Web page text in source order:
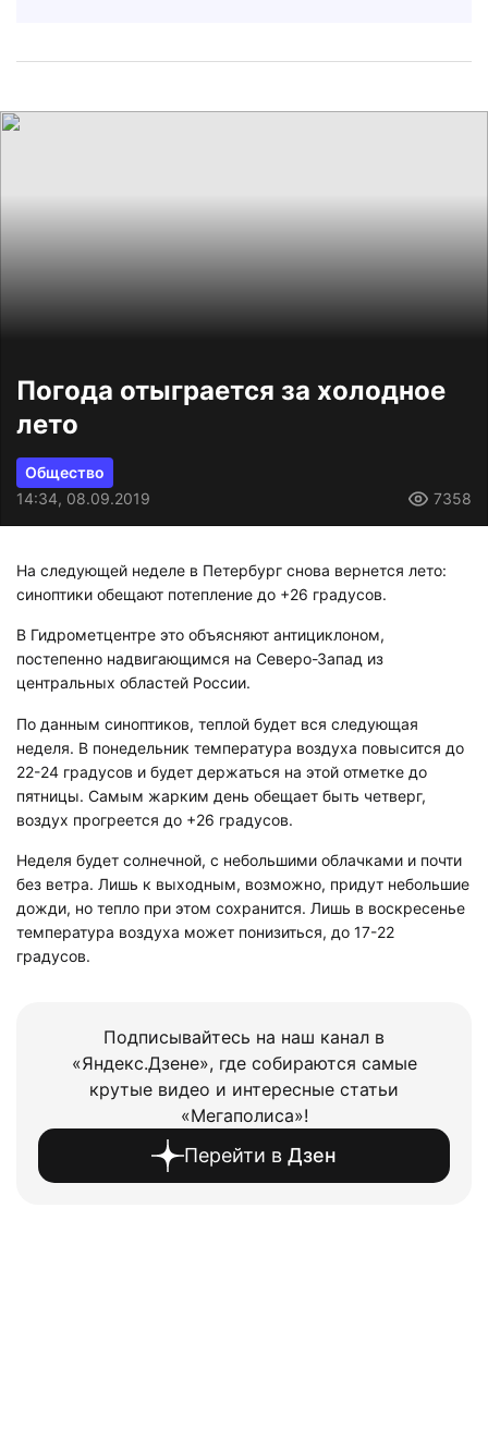
Погода отыграется за холодное
лето
Общество
14:34, 08.09.2019
7358
На следующей неделе в Петербург снова вернется лето:
синоптики обещают потепление до +26 градусов.
В Гидрометцентре это объясняют антициклоном,
постепенно надвигающимся на Северо-Запад из
центральных областей России.
По данным синоптиков, теплой будет вся следующая
неделя. В понедельник температура воздуха повысится до
22-24 градусов и будет держаться на этой отметке до
пятницы. Самым жарким день обещает быть четверг,
воздух прогреется до +26 градусов.
Неделя будет солнечной, с небольшими облачками и почти
без ветра. Лишь к выходным, возможно, придут небольшие
дожди, но тепло при этом сохранится. Лишь в воскресенье
температура воздуха может понизиться, до 17-22
градусов.
Подписывайтесь на наш канал в
«Яндекс.Дзене», где собираются самые
крутые видео и интересные статьи
«Мегаполиса»!
Перейти в Дзен